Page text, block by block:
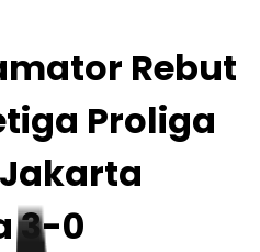
Rebut
Proliga
3-0